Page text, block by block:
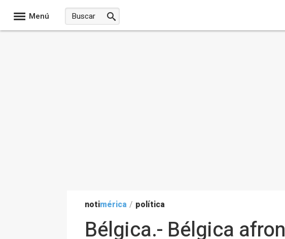
Menú
notimérica / política
Bélgica.- Bélgica